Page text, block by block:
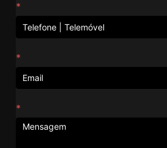
*
*
*